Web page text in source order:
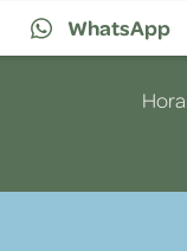
WhatsApp